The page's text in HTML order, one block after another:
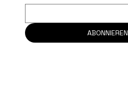
ABONNIEREN